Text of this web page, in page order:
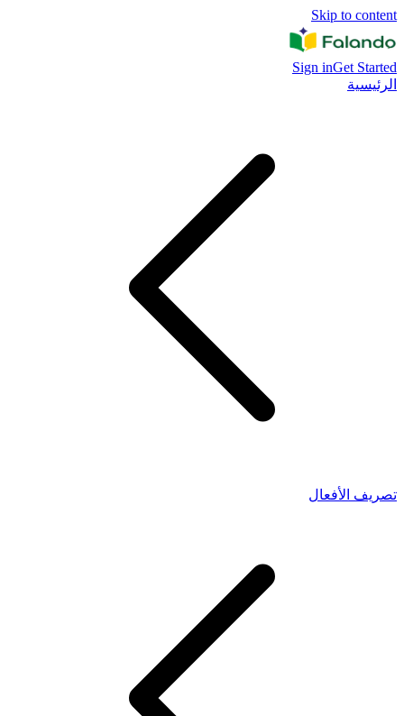
Skip to content
Sign inGet Started
الرئيسية
تصريف الأفعال